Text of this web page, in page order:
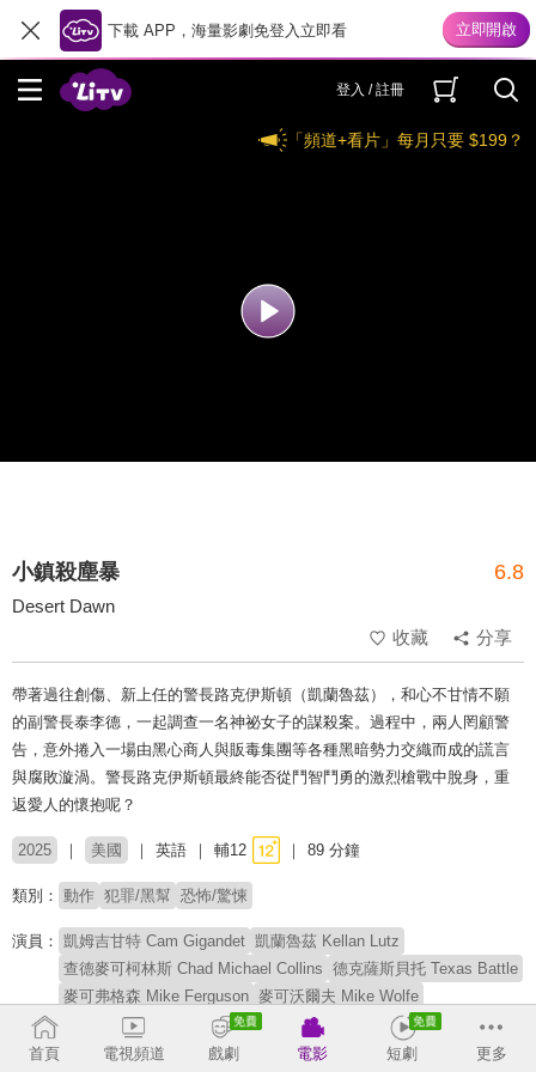
下載 APP，海量影劇免登入立即看
登入 / 註冊
「頻道+看片」每月只要 $199？
小鎮殺塵暴 6.8
Desert Dawn
收藏
分享
帶著過往創傷、新上任的警長路克伊斯頓（凱蘭魯茲），和心不甘情不願
的副警長泰李德，一起調查一名神祕女子的謀殺案。過程中，兩人罔顧警
告，意外捲入一場由黑心商人與販毒集團等各種黑暗勢力交織而成的謊言
與腐敗漩渦。警長路克伊斯頓最終能否從鬥智鬥勇的激烈槍戰中脫身，重
返愛人的懷抱呢？
2025 美國 英語 輔12 89 分鐘
類別： 動作 犯罪/黑幫 恐怖/驚悚
演員： 凱姆吉甘特 Cam Gigandet 凱蘭魯茲 Kellan Lutz
查德麥可柯林斯 Chad Michael Collins 德克薩斯貝托 Texas Battle
麥可弗格森 Mike Ferguson 麥可沃爾夫 Mike Wolfe
威廉克里斯多福華生 William Christopher Watson
尼科福斯特 Niko Foster 吉列爾莫伊萬 Guillermo Iván
首頁 電視頻道 戲劇 電影 短劇 更多